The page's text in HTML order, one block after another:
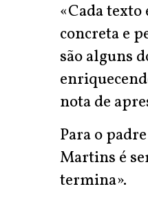
«Cada
concreta e
são alguns
nota de
Para o
Martins é
termina».